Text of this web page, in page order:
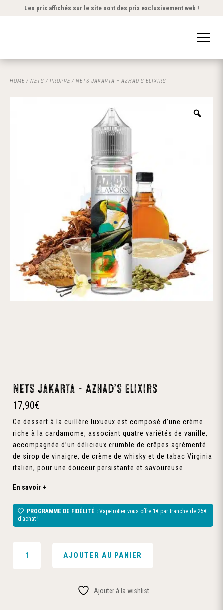
Les prix affichés sur le site sont des prix exclusivement web !
HOME / NETS / PROPRE / NETS JAKARTA – AZHAD’S ELIXIRS
NETS Jakarta – Azhad’s Elixirs
17,90€
Ce dessert à la cuillère luxueux est composé d’une crème
riche à la cardamome, associant quatre variétés de vanille,
accompagnée d’un délicieux crumble de crêpes agrémenté
de sirop de vinaigre, de crème de whisky et de tabac Virginia
italien, pour une douceur persistante et savoureuse.
En savoir +
PROGRAMME DE FIDÉLITÉ : Vapetrotter vous offre 1€ par tranche de 25€
d’achat !
AJOUTER AU PANIER
Ajouter à la wishlist